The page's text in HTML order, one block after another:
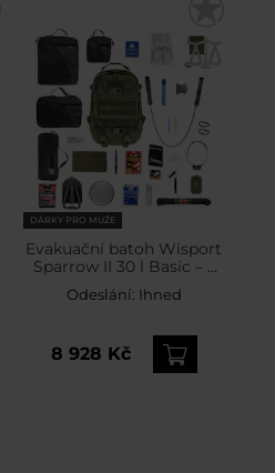
DÁRKY PRO MUŽE
Evakuační batoh Wisport
Sparrow II 30 l Basic – s
vybavením
Odeslání: Ihned
8 928 Kč